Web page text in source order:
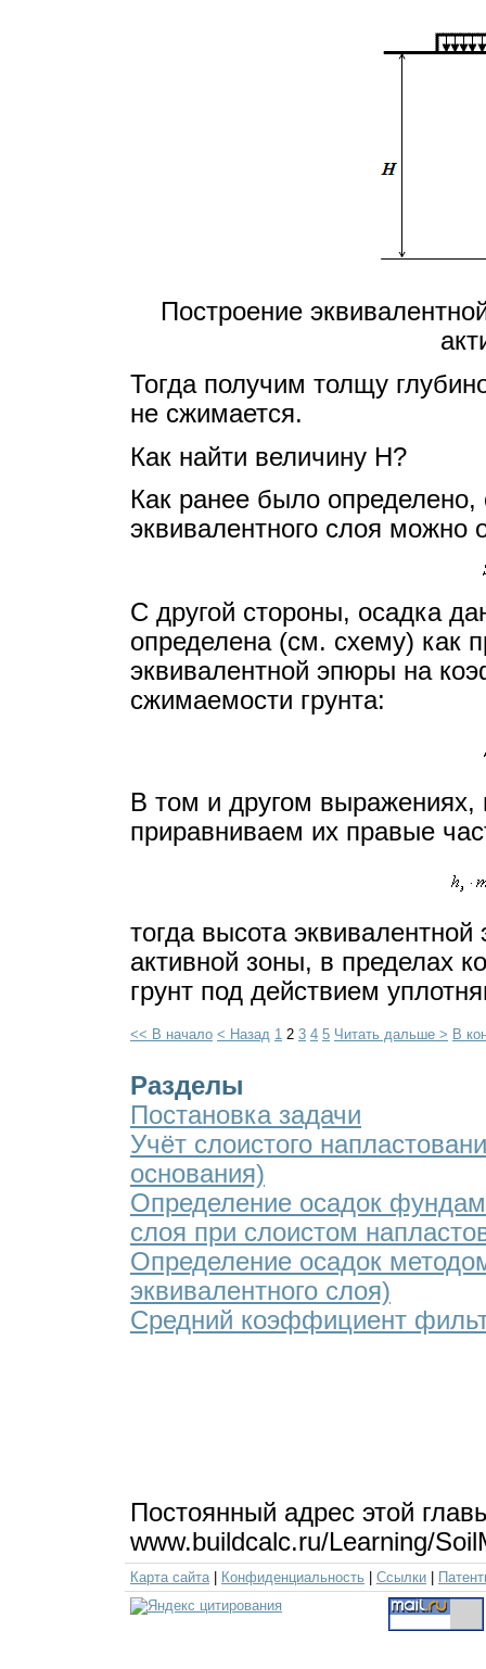
Построение
Тогда получим толщу
не сжимается.
Как найти величину Н?
Как ранее было
эквивалентного слоя можно
С другой стороны, осадка
определена (см. схему) как
эквивалентной эпюры на
сжимаемости грунта:
В том и другом выражениях,
приравниваем их правые
тогда высота
активной зоны, в пределах
грунт под действием
<< В начало < Назад 1 2 3 4 5 Читать дальше > В
Разделы
Постановка задачи
Учёт слоистого
основания)
Определение осадок
слоя при слоистом
Определение осадок
эквивалентного слоя)
Средний коэффициент
Постоянный адрес этой
www.buildcalc.ru/Learning/
Карта сайта | Конфиденциальность | Ссылки |